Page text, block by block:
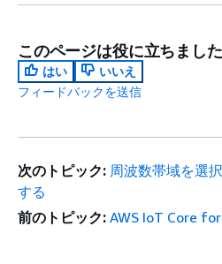
このページは役に立ちまし
はい
いいえ
フィードバックを送信
次のトピック: 周波数帯域を選
する
前のトピック: AWS IoT Core